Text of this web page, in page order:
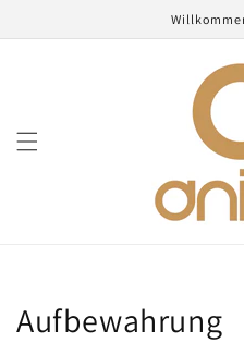
Inhalt
Kategorie:
Aufbewahrung